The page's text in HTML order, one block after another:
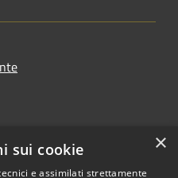
×
sui cookie
e assimilati strettamente